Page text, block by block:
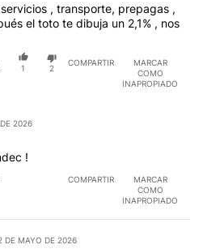
, transporte, prepagas ,
el toto te dibuja un 2,1% , nos
1 2
COMPARTIR
MARCAR
COMO
INAPROPIADO
2026
!
COMPARTIR
MARCAR
COMO
INAPROPIADO
DE MAYO DE 2026